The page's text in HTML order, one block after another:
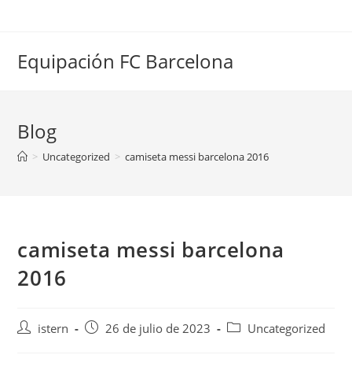
Equipación FC Barcelona
Blog
> Uncategorized > camiseta messi barcelona 2016
camiseta messi barcelona
2016
Autoristern
Publicación
26 de julio de 2023
Categoría
Uncategorized